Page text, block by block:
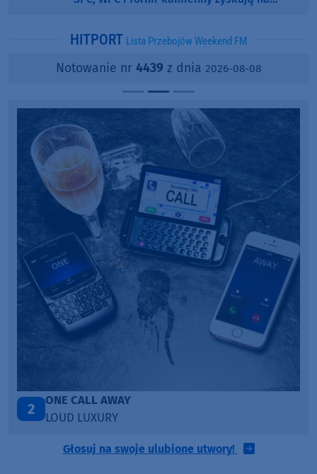
HITPORT Lista Przebojów Weekend FM
Notowanie nr 4439 z dnia 2026-08-08
3
Talk To You
ANOTR ft. 54 Ultra
Głosuj na swoje ulubione utwory!